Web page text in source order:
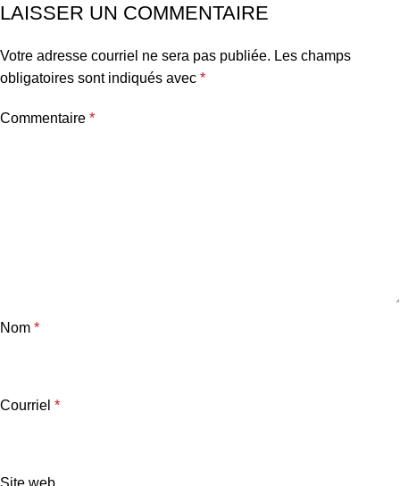
LAISSER UN COMMENTAIRE
Votre adresse courriel ne sera pas publiée. Les champs
obligatoires sont indiqués avec *
Commentaire *
Nom *
Courriel *
Site web